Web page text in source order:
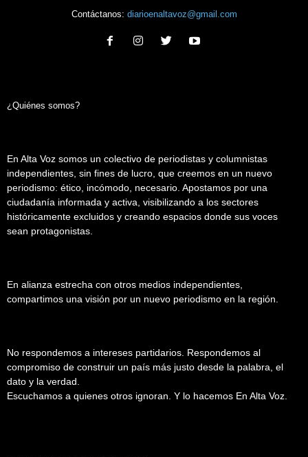
Contáctanos: diarioenaltavoz@gmail.com
¿Quiénes somos?
En Alta Voz somos un colectivo de periodistas y columnistas
independientes, sin fines de lucro, que creemos en un nuevo
periodismo: ético, incómodo, necesario. Apostamos por una
ciudadanía informada y activa, visibilizando a los sectores
históricamente excluidos y creando espacios donde sus voces
sean protagonistas.
En alianza estrecha con otros medios independientes,
compartimos una visión por un nuevo periodismo en la región.
No respondemos a intereses partidarios. Respondemos al
compromiso de construir un país más justo desde la palabra, el
dato y la verdad.
Escuchamos a quienes otros ignoran. Y lo hacemos En Alta Voz.